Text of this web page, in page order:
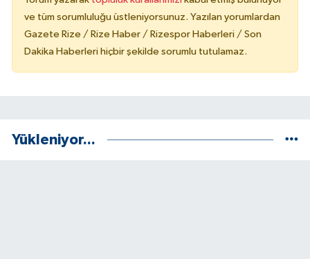
ve tüm sorumluluğu üstleniyorsunuz. Yazılan yorumlardan
Gazete Rize / Rize Haber / Rizespor Haberleri / Son
Dakika Haberleri hiçbir şekilde sorumlu tutulamaz.
Yükleniyor...